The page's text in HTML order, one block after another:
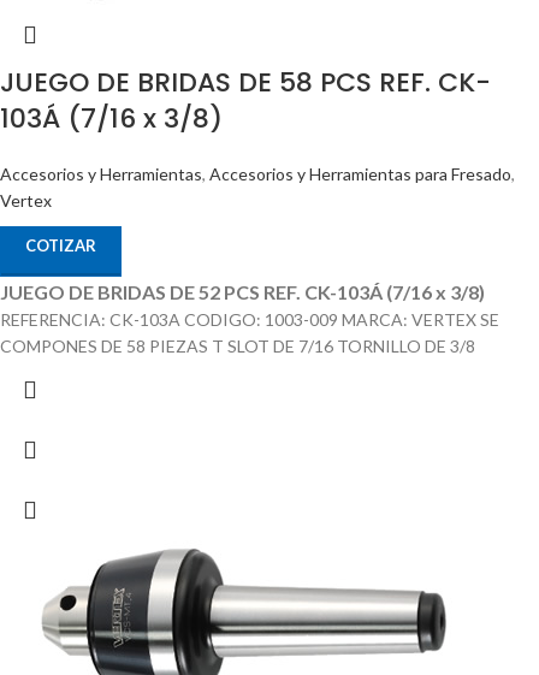
JUEGO DE BRIDAS DE 58 PCS REF. CK-
103Á (7/16 x 3/8)
Accesorios y Herramientas, Accesorios y Herramientas para Fresado,
Vertex
COTIZAR
JUEGO DE BRIDAS DE 52 PCS REF. CK-103Á (7/16 x 3/8)
REFERENCIA: CK-103A CODIGO: 1003-009 MARCA: VERTEX SE
COMPONES DE 58 PIEZAS T SLOT DE 7/16 TORNILLO DE 3/8